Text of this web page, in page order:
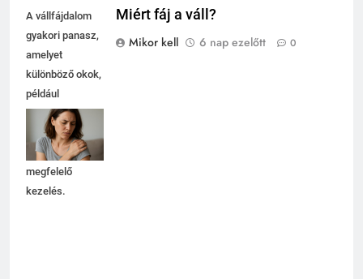
A vállfájdalom
gyakori panasz,
amelyet
különböző okok,
például
túlterhelés vagy
sérülés okozhat.
Fontos a
megfelelő
kezelés.
Miért fáj a váll?
Mikor kell
6 nap ezelőtt 0